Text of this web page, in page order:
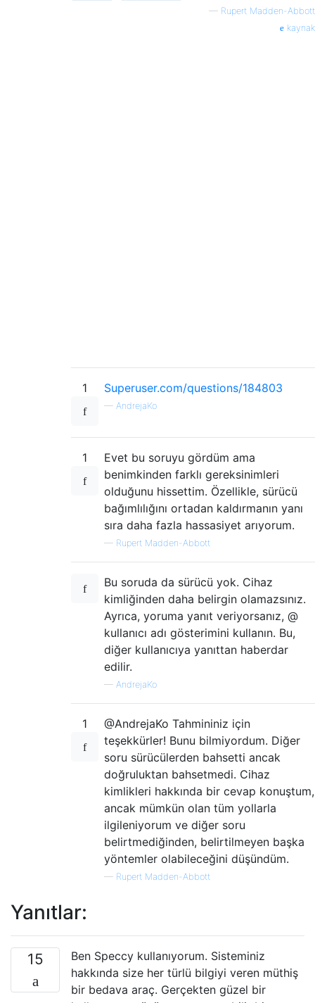
— Rupert Madden-Abbott
kaynak
1 Superuser.com/questions/184803
— AndrejaKo
1
Evet bu soruyu gördüm ama
benimkinden farklı gereksinimleri
olduğunu hissettim. Özellikle, sürücü
bağımlılığını ortadan kaldırmanın yanı
sıra daha fazla hassasiyet arıyorum.
— Rupert Madden-Abbott
Bu soruda da sürücü yok. Cihaz
kimliğinden daha belirgin olamazsınız.
Ayrıca, yoruma yanıt veriyorsanız, @
kullanıcı adı gösterimini kullanın. Bu,
diğer kullanıcıya yanıttan haberdar
edilir.
— AndrejaKo
1
@AndrejaKo Tahmininiz için
teşekkürler! Bunu bilmiyordum. Diğer
soru sürücülerden bahsetti ancak
doğruluktan bahsetmedi. Cihaz
kimlikleri hakkında bir cevap konuştum,
ancak mümkün olan tüm yollarla
ilgileniyorum ve diğer soru
belirtmediğinden, belirtilmeyen başka
yöntemler olabileceğini düşündüm.
— Rupert Madden-Abbott
Yanıtlar:
15
Ben Speccy kullanıyorum. Sisteminiz
hakkında size her türlü bilgiyi veren müthiş
bir bedava araç. Gerçekten güzel bir